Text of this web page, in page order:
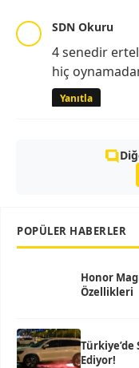
SDN Okuru
4 senedir
hiç
Yanıtla
POPÜLER HABERLER
Honor
Özellikleri
Ediyor!